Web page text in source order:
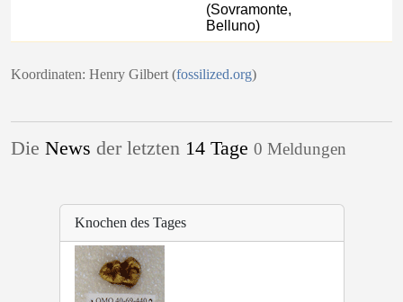
(Sovramonte,
Belluno)
Koordinaten: Henry Gilbert (fossilized.org)
Die News der letzten 14 Tage 0 Meldungen
Knochen des Tages